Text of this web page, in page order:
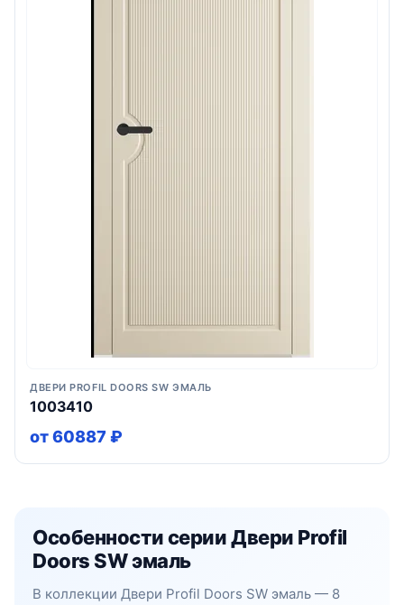
ДВЕРИ PROFIL DOORS SW ЭМАЛЬ
1003410
от 60887 ₽
Особенности серии Двери Profil
Doors SW эмаль
В коллекции Двери Profil Doors SW эмаль — 8